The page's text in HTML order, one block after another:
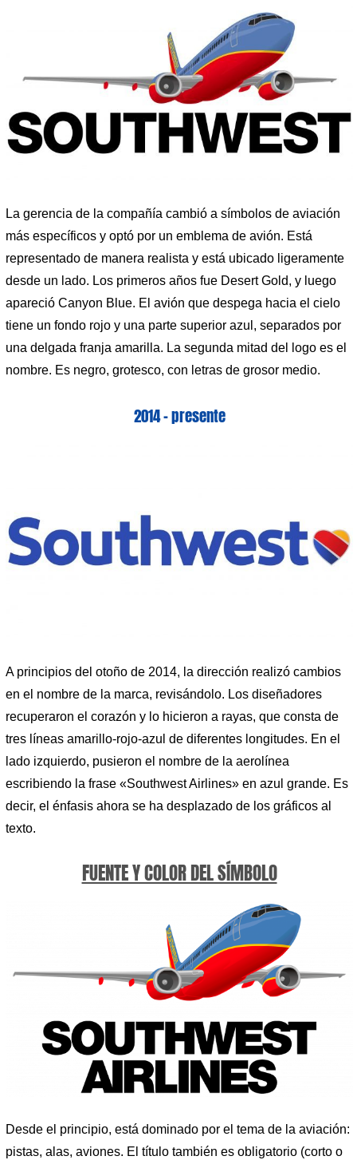
La gerencia de la compañía cambió a símbolos de aviación
más específicos y optó por un emblema de avión. Está
representado de manera realista y está ubicado ligeramente
desde un lado. Los primeros años fue Desert Gold, y luego
apareció Canyon Blue. El avión que despega hacia el cielo
tiene un fondo rojo y una parte superior azul, separados por
una delgada franja amarilla. La segunda mitad del logo es el
nombre. Es negro, grotesco, con letras de grosor medio.
2014 – presente
A principios del otoño de 2014, la dirección realizó cambios
en el nombre de la marca, revisándolo. Los diseñadores
recuperaron el corazón y lo hicieron a rayas, que consta de
tres líneas amarillo-rojo-azul de diferentes longitudes. En el
lado izquierdo, pusieron el nombre de la aerolínea
escribiendo la frase «Southwest Airlines» en azul grande. Es
decir, el énfasis ahora se ha desplazado de los gráficos al
texto.
FUENTE Y COLOR DEL SÍMBOLO
Desde el principio, está dominado por el tema de la aviación:
pistas, alas, aviones. El título también es obligatorio (corto o